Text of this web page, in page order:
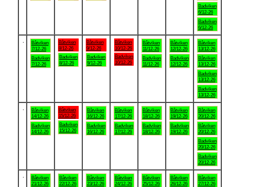
Badviken
6/12-26
Badviken
6/12-26
Båtviken
7/12-26
Badviken
7/12-26
Båtviken
8/12-26
Badviken
8/12-26
Båtviken
9/12-26
Badviken
9/12-26
Båtviken
10/12-26
Badviken
10/12-26
Båtviken
11/12-26
Badviken
11/12-26
Båtviken
12/12-26
Badviken
12/12-26
Båtviken
13/12-26
Båtviken
13/12-26
Badviken
13/12-26
Badviken
13/12-26
Båtviken
14/12-26
Badviken
14/12-26
Båtviken
15/12-26
Badviken
15/12-26
Båtviken
16/12-26
Badviken
16/12-26
Båtviken
17/12-26
Badviken
17/12-26
Båtviken
18/12-26
Badviken
18/12-26
Båtviken
19/12-26
Badviken
19/12-26
Båtviken
20/12-26
Båtviken
20/12-26
Badviken
20/12-26
Badviken
20/12-26
Båtviken
21/12-26
Båtviken
22/12-26
Båtviken
23/12-26
Båtviken
24/12-26
Båtviken
25/12-26
Båtviken
26/12-26
Båtviken
27/12-26